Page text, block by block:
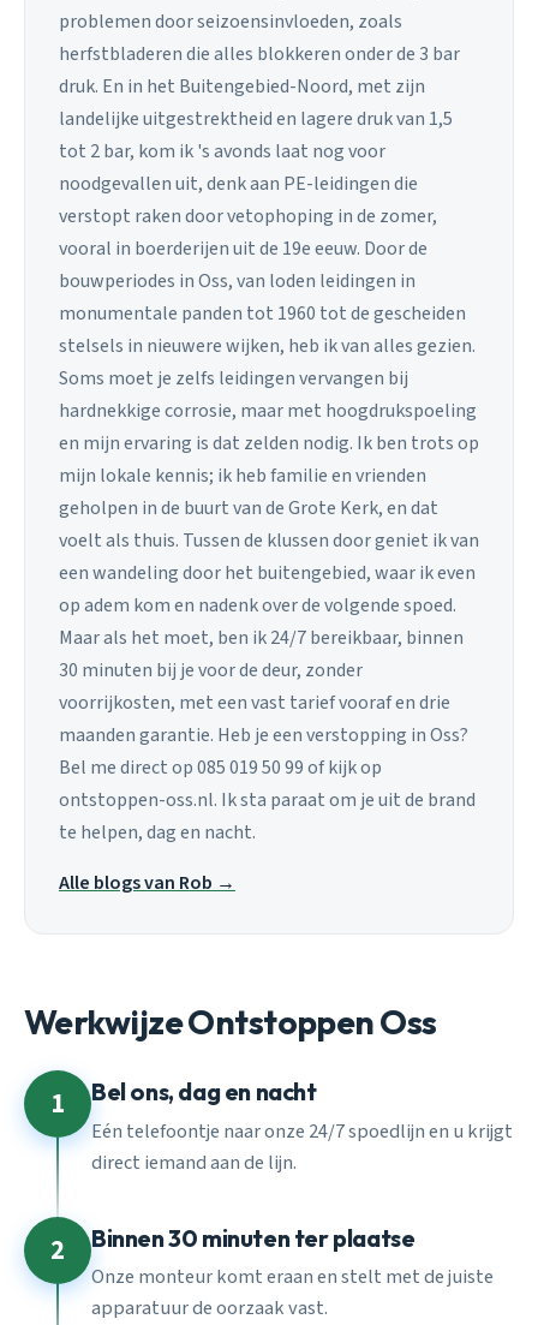
problemen door seizoensinvloeden, zoals
herfstbladeren die alles blokkeren onder de 3 bar
druk. En in het Buitengebied-Noord, met zijn
landelijke uitgestrektheid en lagere druk van 1,5
tot 2 bar, kom ik 's avonds laat nog voor
noodgevallen uit, denk aan PE-leidingen die
verstopt raken door vetophoping in de zomer,
vooral in boerderijen uit de 19e eeuw. Door de
bouwperiodes in Oss, van loden leidingen in
monumentale panden tot 1960 tot de gescheiden
stelsels in nieuwere wijken, heb ik van alles gezien.
Soms moet je zelfs leidingen vervangen bij
hardnekkige corrosie, maar met hoogdrukspoeling
en mijn ervaring is dat zelden nodig. Ik ben trots op
mijn lokale kennis; ik heb familie en vrienden
geholpen in de buurt van de Grote Kerk, en dat
voelt als thuis. Tussen de klussen door geniet ik van
een wandeling door het buitengebied, waar ik even
op adem kom en nadenk over de volgende spoed.
Maar als het moet, ben ik 24/7 bereikbaar, binnen
30 minuten bij je voor de deur, zonder
voorrijkosten, met een vast tarief vooraf en drie
maanden garantie. Heb je een verstopping in Oss?
Bel me direct op 085 019 50 99 of kijk op
ontstoppen-oss.nl. Ik sta paraat om je uit de brand
te helpen, dag en nacht.
Alle blogs van Rob →
Werkwijze Ontstoppen Oss
1 Bel ons, dag en nacht
Eén telefoontje naar onze 24/7 spoedlijn en u krijgt
direct iemand aan de lijn.
2 Binnen 30 minuten ter plaatse
Onze monteur komt eraan en stelt met de juiste
apparatuur de oorzaak vast.